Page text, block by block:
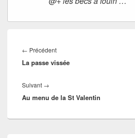
de
l’article
← PrécédentArticle
précédent :
La passe vissée
Suivant →
suivant :
Au menu de la St Valentin